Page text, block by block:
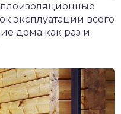
эксплуатации всего
дома как раз и